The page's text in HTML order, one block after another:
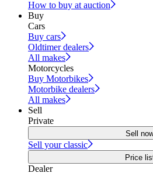
How to buy at auction
Buy
Cars
Buy cars
Oldtimer dealers
All makes
Motorcycles
Buy Motorbikes
Motorbike dealers
All makes
Sell
Private
Sell
Sell your classic
Price
Dealer